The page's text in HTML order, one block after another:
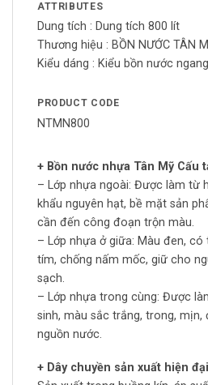
ATTRIBUTES
Dung tích : Dung tích 800 lít
Thương hiệu : BỒN NƯỚC TÂN
Kiểu dáng : Kiểu bồn nước ngang
PRODUCT CODE
NTMN800
+ Bồn nước nhựa Tân Mỹ Cấu
– Lớp nhựa ngoài: Được làm từ
khẩu nguyên hạt, bề mặt sản
cần đến công đoạn trộn màu.
– Lớp nhựa ở giữa: Màu đen,
tím, chống nấm mốc, giữ cho
sạch.
– Lớp nhựa trong cùng: Được
sinh, màu sắc trắng, trong,
nguồn nước.
+ Dây chuyền sản xuất hiện